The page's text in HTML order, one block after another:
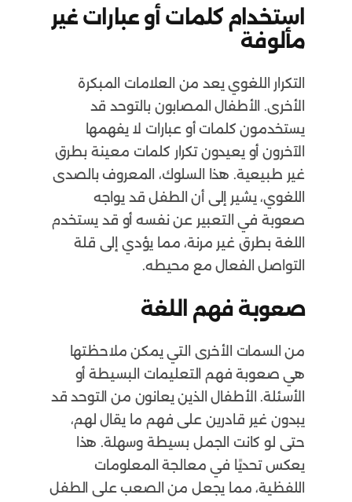
استخدام كلمات أو عبارات غير
مألوفة
التكرار اللغوي يعد من العلامات المبكرة
الأخرى. الأطفال المصابون بالتوحد قد
يستخدمون كلمات أو عبارات لا يفهمها
الآخرون أو يعيدون تكرار كلمات معينة بطرق
غير طبيعية. هذا السلوك، المعروف بالصدى
اللغوي، يشير إلى أن الطفل قد يواجه
صعوبة في التعبير عن نفسه أو قد يستخدم
اللغة بطرق غير مرنة، مما يؤدي إلى قلة
التواصل الفعال مع محيطه.
صعوبة فهم اللغة
من السمات الأخرى التي يمكن ملاحظتها
هي صعوبة فهم التعليمات البسيطة أو
الأسئلة. الأطفال الذين يعانون من التوحد قد
يبدون غير قادرين على فهم ما يقال لهم،
حتى لو كانت الجمل بسيطة وسهلة. هذا
يعكس تحديًا في معالجة المعلومات
اللفظية، مما يجعل من الصعب على الطفل